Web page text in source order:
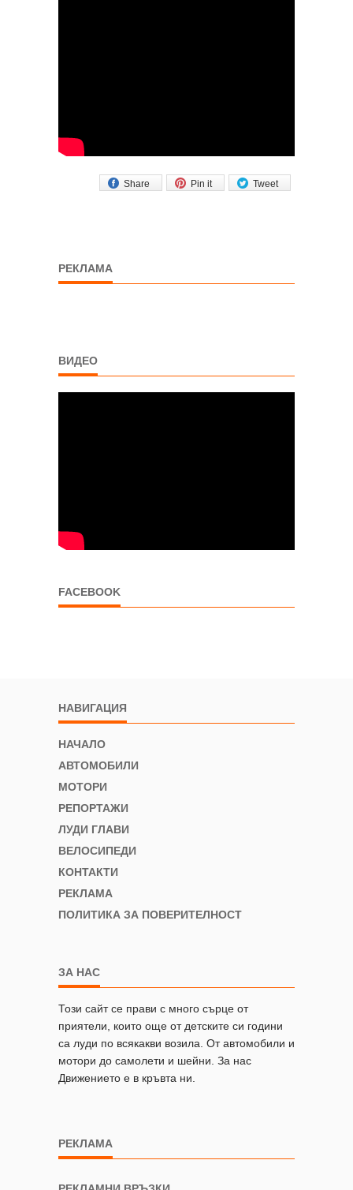
Tweet
Pin it
Share
РЕКЛАМА
ВИДЕО
FACEBOOK
НАВИГАЦИЯ
НАЧАЛО
АВТОМОБИЛИ
МОТОРИ
РЕПОРТАЖИ
ЛУДИ ГЛАВИ
ВЕЛОСИПЕДИ
КОНТАКТИ
РЕКЛАМА
ПОЛИТИКА ЗА ПОВЕРИТЕЛНОСТ
ЗА НАС
Този сайт се прави с много сърце от
приятели, които още от детските си години
са луди по всякакви возила. От автомобили и
мотори до самолети и шейни. За нас
Движението е в кръвта ни.
РЕКЛАМА